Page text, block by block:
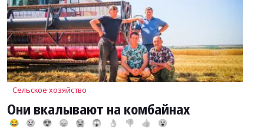
Сельское хозяйство
Они вкалывают на комбайнах
😂 😢 😍 😞 😭 😱 👌 👎 👍 😮